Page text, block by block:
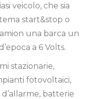
veicolo, che sia
start&stop o
una barca un
a 6 Volts.
stazionarie,
fotovoltaici,
batterie